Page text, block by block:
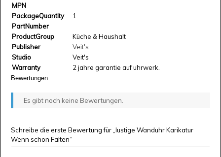
MPN
PackageQuantity
1
PartNumber
ProductGroup
Küche & Haushalt
Publisher
Veit's
Studio
Veit's
Warranty
2 jahre garantie auf uhrwerk.
Bewertungen
Es gibt noch keine Bewertungen.
Schreibe die erste Bewertung für „lustige Wanduhr Karikatur
Wenn schon Falten“